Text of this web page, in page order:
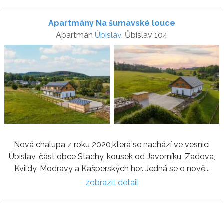
Apartmány Na šumavské louce
Apartmán Úbislav, Ůbislav 104
Nová chalupa z roku 2020,která se nachází ve vesnici
Úbislav, část obce Stachy, kousek od Javorníku, Zadova,
Kvildy, Modravy a Kašperských hor. Jedná se o nově...
zobrazit detail